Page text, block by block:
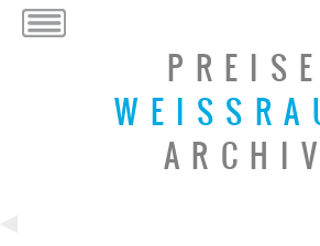
PREISE
ARCHIV